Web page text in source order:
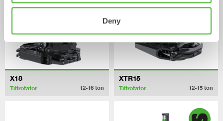
Deny
X18
Tiltrotator 12-16 ton
XTR15
Tiltrotator 12-15 ton